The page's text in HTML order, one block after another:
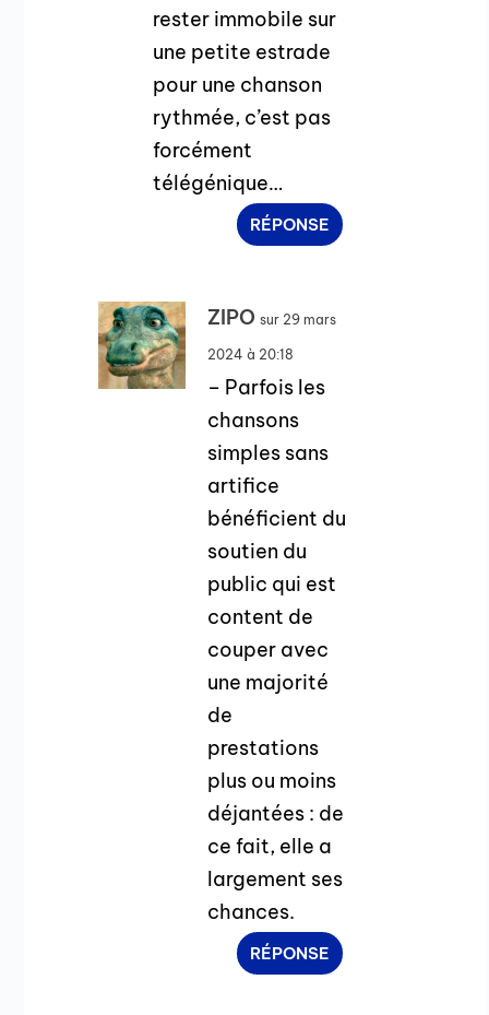
rester immobile sur
une petite estrade
pour une chanson
rythmée, c’est pas
forcément
télégénique…
RÉPONSE
ZIPO sur 29 mars
2024 à 20:18
– Parfois les
chansons
simples sans
artifice
bénéficient du
soutien du
public qui est
content de
couper avec
une majorité
de
prestations
plus ou moins
déjantées : de
ce fait, elle a
largement ses
chances.
RÉPONSE